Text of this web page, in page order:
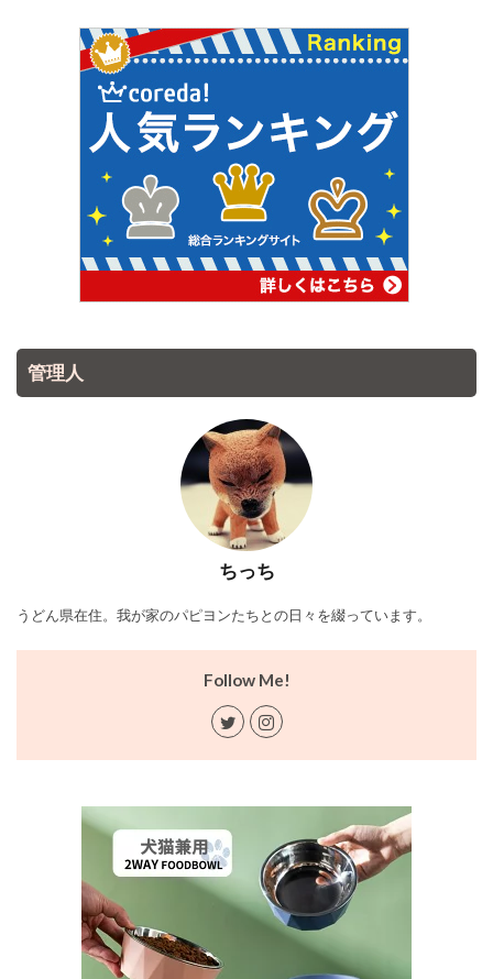
管理人
ちっち
うどん県在住。我が家のパピヨンたちとの日々を綴っています。
Follow Me!